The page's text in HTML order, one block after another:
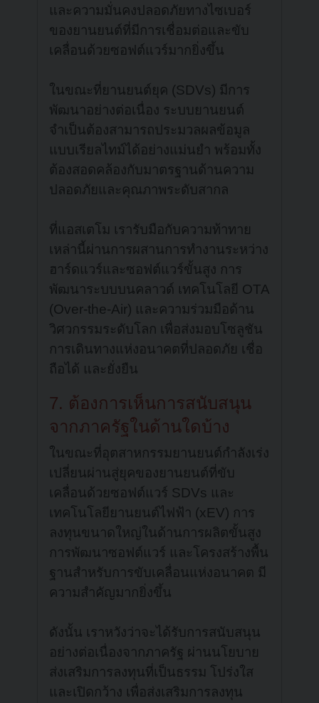
และความมั่นคงปลอดภัยทางไซเบอร์
ของยานยนต์ที่มีการเชื่อมต่อและขับ
เคลื่อนด้วยซอฟต์แวร์มากยิ่งขึ้น
ในขณะที่ยานยนต์ยุค (SDVs) มีการ
พัฒนาอย่างต่อเนื่อง ระบบยานยนต์
จำเป็นต้องสามารถประมวลผลข้อมูล
แบบเรียลไทม์ได้อย่างแม่นยำ พร้อมทั้ง
ต้องสอดคล้องกับมาตรฐานด้านความ
ปลอดภัยและคุณภาพระดับสากล
ที่แอสเตโม เรารับมือกับความท้าทาย
เหล่านี้ผ่านการผสานการทำงานระหว่าง
ฮาร์ดแวร์และซอฟต์แวร์ขั้นสูง การ
พัฒนาระบบบนคลาวด์ เทคโนโลยี OTA
(Over-the-Air) และความร่วมมือด้าน
วิศวกรรมระดับโลก เพื่อส่งมอบโซลูชัน
การเดินทางแห่งอนาคตที่ปลอดภัย เชื่อ
ถือได้ และยั่งยืน
7. ต้องการเห็นการสนับสนุน
จากภาครัฐในด้านใดบ้าง
ในขณะที่อุตสาหกรรมยานยนต์กำลังเร่ง
เปลี่ยนผ่านสู่ยุคของยานยนต์ที่ขับ
เคลื่อนด้วยซอฟต์แวร์ SDVs และ
เทคโนโลยียานยนต์ไฟฟ้า (xEV) การ
ลงทุนขนาดใหญ่ในด้านการผลิตขั้นสูง
การพัฒนาซอฟต์แวร์ และโครงสร้างพื้น
ฐานสำหรับการขับเคลื่อนแห่งอนาคต มี
ความสำคัญมากยิ่งขึ้น
ดังนั้น เราหวังว่าจะได้รับการสนับสนุน
อย่างต่อเนื่องจากภาครัฐ ผ่านนโยบาย
ส่งเสริมการลงทุนที่เป็นธรรม โปร่งใส
และเปิดกว้าง เพื่อส่งเสริมการลงทุน